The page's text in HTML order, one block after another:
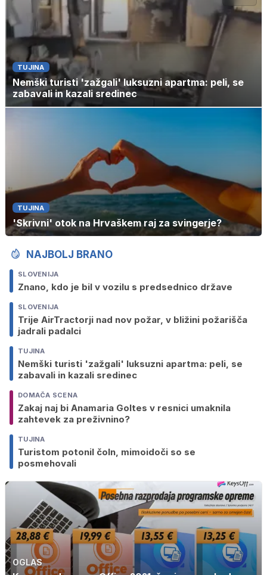
TUJINA
Nemški turisti 'zažgali' luksuzni apartma: peli, se
zabavali in kazali sredinec
TUJINA
'Skrivni' otok na Hrvaškem raj za svingerje?
NAJBOLJ BRANO
SLOVENIJA
Znano, kdo je bil v vozilu s predsednico države
SLOVENIJA
Trije AirTractorji nad nov požar, v bližini požarišča
jadrali padalci
TUJINA
Nemški turisti 'zažgali' luksuzni apartma: peli, se
zabavali in kazali sredinec
DOMAČA SCENA
Zakaj naj bi Anamaria Goltes v resnici umaknila
zahtevek za preživnino?
TUJINA
Turistom potonil čoln, mimoidoči so se
posmehovali
OGLAS